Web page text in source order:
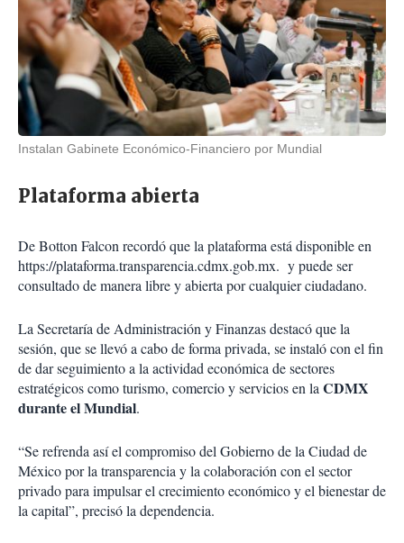
Instalan Gabinete Económico-Financiero por Mundial
Plataforma abierta
De Botton Falcon recordó que la plataforma está disponible en
https://plataforma.transparencia.cdmx.gob.mx. y puede ser
consultado de manera libre y abierta por cualquier ciudadano.
La Secretaría de Administración y Finanzas destacó que la
sesión, que se llevó a cabo de forma privada, se instaló con el fin
de dar seguimiento a la actividad económica de sectores
estratégicos como turismo, comercio y servicios en laCDMX
durante el Mundial.
“Se refrenda así el compromiso del Gobierno de la Ciudad de
México por la transparencia y la colaboración con el sector
privado para impulsar el crecimiento económico y el bienestar de
la capital”, precisó la dependencia.